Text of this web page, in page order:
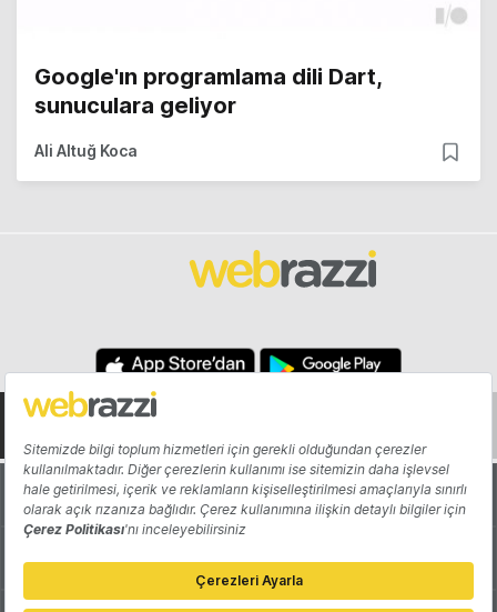
Google'ın programlama dili Dart,
sunuculara geliyor
Ali Altuğ Koca
Hakkında Yazarlar
Katkıda Bulun Reklam